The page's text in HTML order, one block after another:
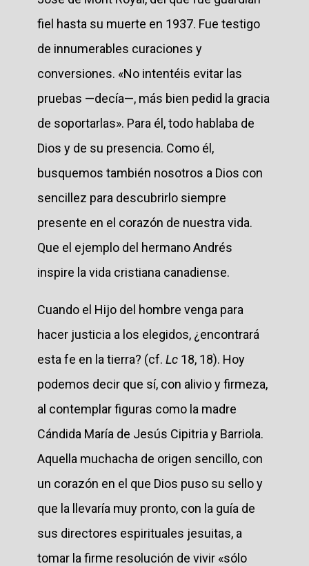
fiel hasta su muerte en 1937. Fue testigo
de innumerables curaciones y
conversiones. «No intentéis evitar las
pruebas —decía—, más bien pedid la gracia
de soportarlas». Para él, todo hablaba de
Dios y de su presencia. Como él,
busquemos también nosotros a Dios con
sencillez para descubrirlo siempre
presente en el corazón de nuestra vida.
Que el ejemplo del hermano Andrés
inspire la vida cristiana canadiense.
Cuando el Hijo del hombre venga para
hacer justicia a los elegidos, ¿encontrará
esta fe en la tierra? (cf. Lc 18, 18). Hoy
podemos decir que sí, con alivio y firmeza,
al contemplar figuras como la madre
Cándida María de Jesús Cipitria y Barriola.
Aquella muchacha de origen sencillo, con
un corazón en el que Dios puso su sello y
que la llevaría muy pronto, con la guía de
sus directores espirituales jesuitas, a
tomar la firme resolución de vivir «sólo